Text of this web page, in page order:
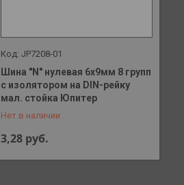
JP7208-01
Шина "N" нулевая 6х9мм 8 групп
с изолятором на DIN-рейку
мал. стойка Юпитер
Нет в наличии
3,28 руб.
+375 (29) 648-41-90